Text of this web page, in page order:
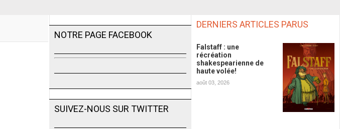
NOTRE PAGE FACEBOOK
SUIVEZ-NOUS SUR TWITTER
DERNIERS ARTICLES PARUS
Falstaff : une
récréation
shakespearienne de
haute volée!
août 03, 2026